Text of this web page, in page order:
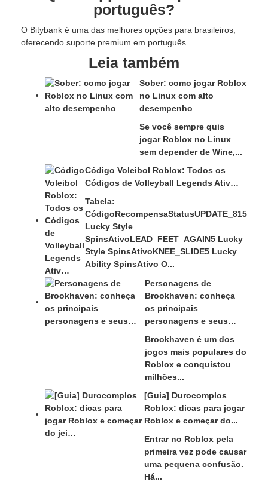
português?
O Bitybank é uma das melhores opções para brasileiros,
oferecendo suporte premium em português.
Leia também
Sober: como jogar Roblox
no Linux com alto
desempenho
Se você sempre quis
jogar Roblox no Linux
sem depender de Wine,...
Código Voleibol Roblox: Todos os
Códigos de Volleyball Legends Ativ…
Tabela:
CódigoRecompensaStatusUPDATE_815
Lucky Style
SpinsAtivoLEAD_FEET_AGAIN5 Lucky
Style SpinsAtivoKNEE_SLIDE5 Lucky
Ability SpinsAtivo O...
Personagens de
Brookhaven: conheça
os principais
personagens e seus…
Brookhaven é um dos
jogos mais populares do
Roblox e conquistou
milhões...
[Guia] Durocomplos
Roblox: dicas para jogar
Roblox e começar do...
Entrar no Roblox pela
primeira vez pode causar
uma pequena confusão.
Há...